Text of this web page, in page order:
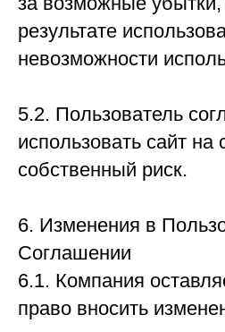
результате
невозможности
5.2. Пользователь
использовать сайт на
собственный риск.
6. Изменения в
Соглашении
6.1. Компания
право вносить